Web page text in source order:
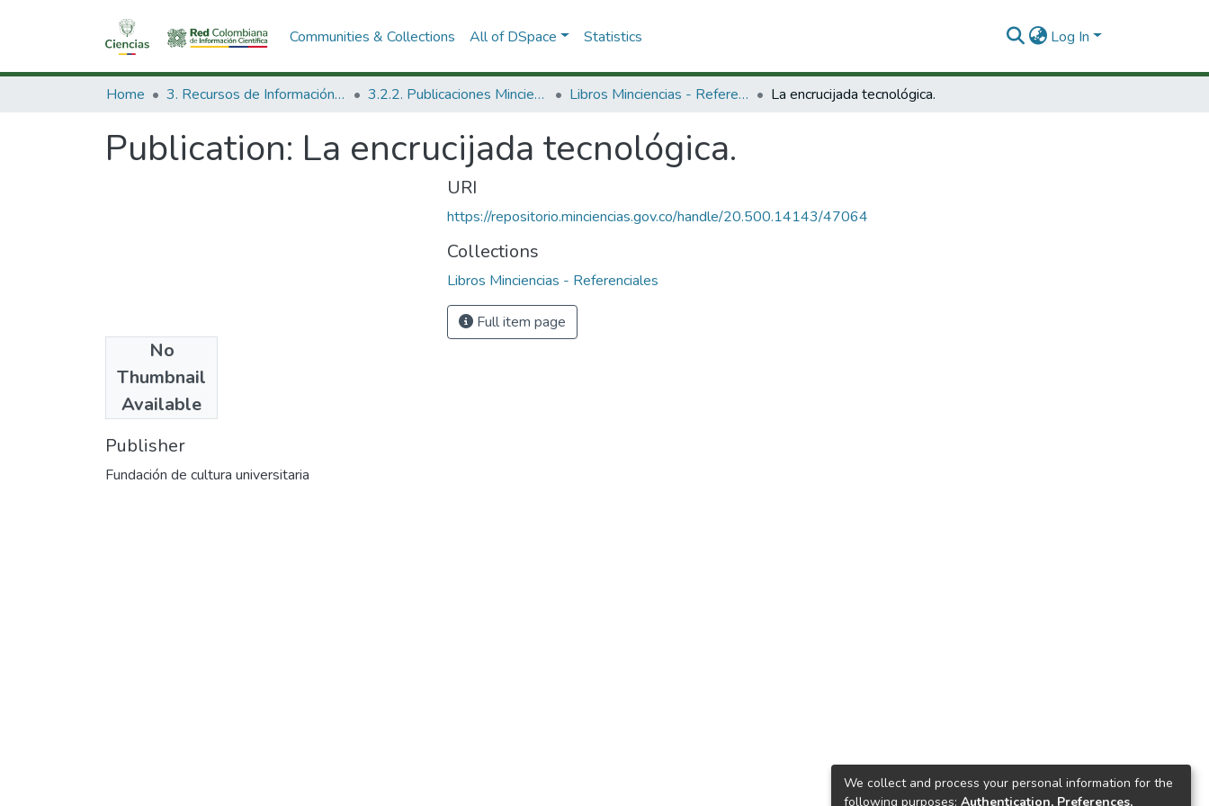
Communities & Collections All of DSpace Statistics Log In
Home 3. Recursos de Información Científica y Tecnológica 3.2.2. Publicaciones Minciencias Libros Minciencias - Referenciales La encrucijada tecnológica.
Publication: La encrucijada tecnológica.
No
Thumbnail
Available
Authors
Ing. Papa Blanco.
Publisher
Fundación de cultura universitaria
URI
https://repositorio.minciencias.gov.co/handle/20.500.14143/47064
Collections
Libros Minciencias - Referenciales
Full item page
We collect and process your personal information for the
following purposes: Authentication, Preferences,